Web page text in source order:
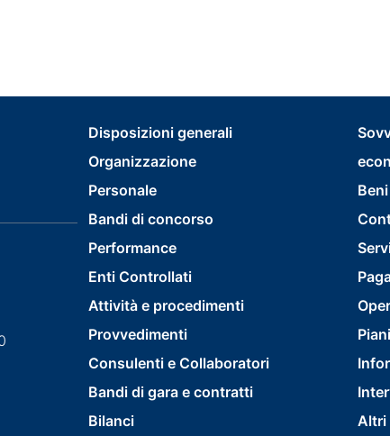
footer
menu
first
Disposizioni generali
Organizzazione
Personale
Bandi di concorso
Performance
Enti Controllati
Attività e procedimenti
Provvedimenti
Consulenti e Collaboratori
Bandi di gara e contratti
Bilanci
Altri